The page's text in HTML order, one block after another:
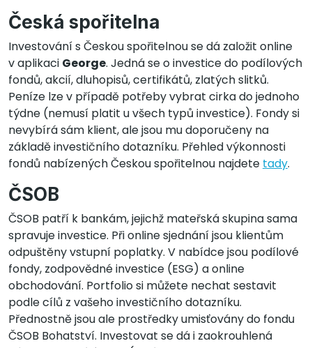
Česká spořitelna
Investování s Českou spořitelnou se dá založit online
v aplikaci George. Jedná se o investice do podílových
fondů, akcií, dluhopisů, certifikátů, zlatých slitků.
Peníze lze v případě potřeby vybrat cirka do jednoho
týdne (nemusí platit u všech typů investice). Fondy si
nevybírá sám klient, ale jsou mu doporučeny na
základě investičního dotazníku. Přehled výkonnosti
fondů nabízených Českou spořitelnou najdete tady.
ČSOB
ČSOB patří k bankám, jejichž mateřská skupina sama
spravuje investice. Při online sjednání jsou klientům
odpuštěny vstupní poplatky. V nabídce jsou podílové
fondy, zodpovědné investice (ESG) a online
obchodování. Portfolio si můžete nechat sestavit
podle cílů z vašeho investičního dotazníku.
Přednostně jsou ale prostředky umisťovány do fondu
ČSOB Bohatství. Investovat se dá i zaokrouhlená